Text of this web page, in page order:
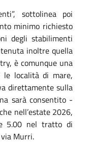
sottolinea poi
minimo richiesto
degli stabilimenti
inoltre quella
è comunque una
località di mare,
direttamente sulla
sarà consentito -
nell’estate 2026,
5.00 nel tratto di
Murri.